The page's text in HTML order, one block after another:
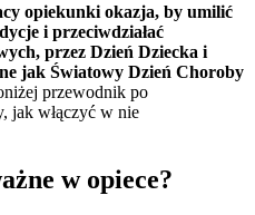
opiekunki okazja, by umilić
i przeciwdziałać
przez Dzień Dziecka i
jak Światowy Dzień Choroby
przewodnik po
jak włączyć w nie
w opiece?